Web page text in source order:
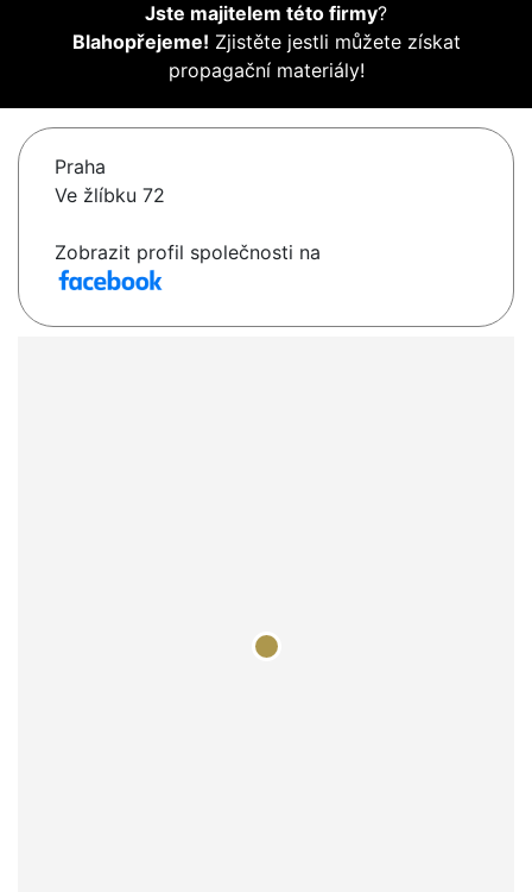
Jste majitelem této firmy?
Blahopřejeme! Zjistěte jestli můžete získat
propagační materiály!
Praha
Ve žlíbku 72
Zobrazit profil společnosti na